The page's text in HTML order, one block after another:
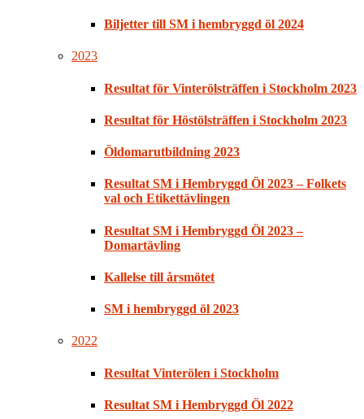
Biljetter till SM i hembryggd öl 2024
2023
Resultat för Vinterölsträffen i Stockholm 2023
Resultat för Höstölsträffen i Stockholm 2023
Öldomarutbildning 2023
Resultat SM i Hembryggd Öl 2023 – Folkets
val och Etikettävlingen
Resultat SM i Hembryggd Öl 2023 –
Domartävling
Kallelse till årsmötet
SM i hembryggd öl 2023
2022
Resultat Vinterölen i Stockholm
Resultat SM i Hembryggd Öl 2022